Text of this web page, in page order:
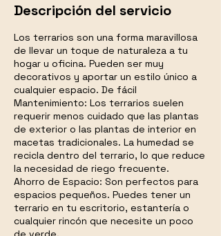
Descripción del servicio
Los terrarios son una forma maravillosa
de llevar un toque de naturaleza a tu
hogar u oficina. Pueden ser muy
decorativos y aportar un estilo único a
cualquier espacio. De fácil
Mantenimiento: Los terrarios suelen
requerir menos cuidado que las plantas
de exterior o las plantas de interior en
macetas tradicionales. La humedad se
recicla dentro del terrario, lo que reduce
la necesidad de riego frecuente.
Ahorro de Espacio: Son perfectos para
espacios pequeños. Puedes tener un
terrario en tu escritorio, estantería o
cualquier rincón que necesite un poco